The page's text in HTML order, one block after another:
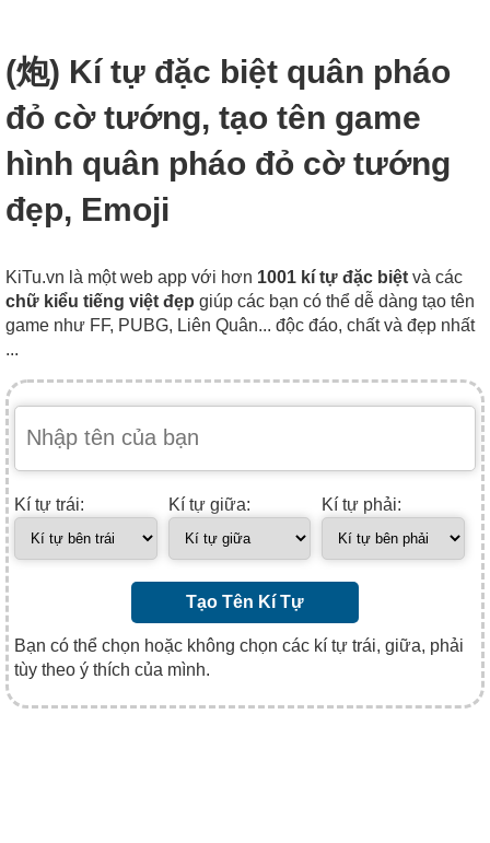
(炮) Kí tự đặc biệt quân pháo
đỏ cờ tướng, tạo tên game
hình quân pháo đỏ cờ tướng
đẹp, Emoji
KiTu.vn là một web app với hơn 1001 kí tự đặc biệt và các
chữ kiểu tiếng việt đẹp giúp các bạn có thể dễ dàng tạo tên
game như FF, PUBG, Liên Quân... độc đáo, chất và đẹp nhất
...
Kí tự trái: Kí tự giữa: Kí tự phải:
Tạo Tên Kí Tự
Bạn có thể chọn hoặc không chọn các kí tự trái, giữa, phải
tùy theo ý thích của mình.